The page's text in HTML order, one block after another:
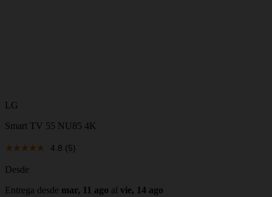
LG
Smart TV 55 NU85 4K
4.8 (5)
Desde
Entrega desde mar, 11 ago al vie, 14 ago